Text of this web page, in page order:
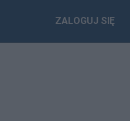
ZALOGUJ SIĘ